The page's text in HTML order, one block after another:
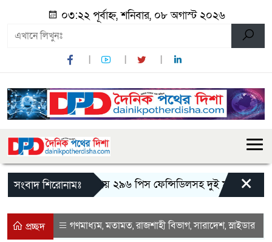
০৩:২২ পূর্বাহ্ন, শনিবার, ০৮ অগাস্ট ২০২৬
সংবাদ শিরোনামঃমান্দায় ২৯৬ পিস ফেন্সিডিলসহ দুই মাদক কারবারি
×
প্রচ্ছদ গণমাধ্যম,মতামত,রাজশাহী বিভাগ,সারাদেশ,স্লাইডার